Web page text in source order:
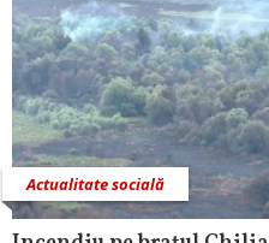
Actualitate socială